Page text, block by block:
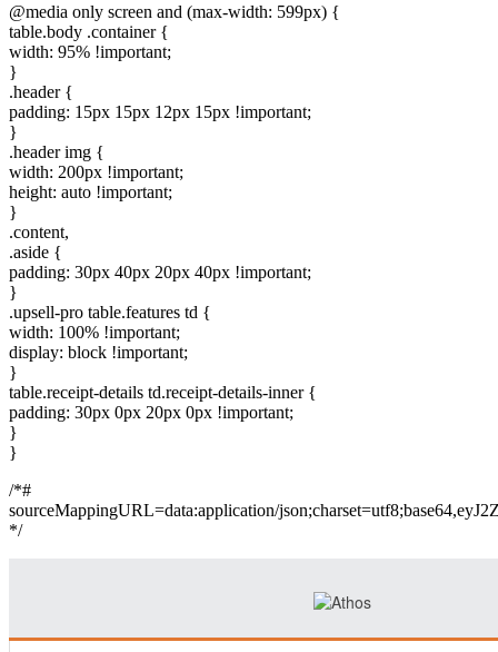
@media only screen and (max-width: 599px) {
table.body .container {
width: 95% !important;
}
.header {
padding: 15px 15px 12px 15px !important;
}
.header img {
width: 200px !important;
height: auto !important;
}
.content,
.aside {
padding: 30px 40px 20px 40px !important;
}
.upsell-pro table.features td {
width: 100% !important;
display: block !important;
}
table.receipt-details td.receipt-details-inner {
padding: 30px 0px 20px 0px !important;
}
}
/*#
sourceMappingURL=data:application/
*/